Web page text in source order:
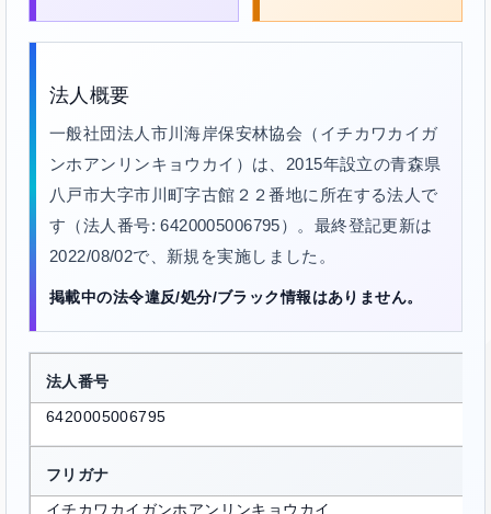
法人概要
一般社団法人市川海岸保安林協会（イチカワカイガ
ンホアンリンキョウカイ）は、2015年設立の青森県
八戸市大字市川町字古館２２番地に所在する法人で
す（法人番号: 6420005006795）。最終登記更新は
2022/08/02で、新規を実施しました。
掲載中の法令違反/処分/ブラック情報はありません。
法人番号
6420005006795
フリガナ
イチカワカイガンホアンリンキョウカイ